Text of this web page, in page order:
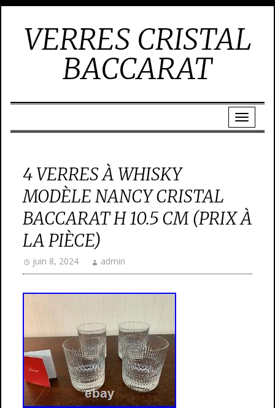
VERRES CRISTAL
BACCARAT
4 VERRES À WHISKY
MODÈLE NANCY CRISTAL
BACCARAT H 10.5 CM (PRIX À
LA PIÈCE)
juin 8, 2024 admin